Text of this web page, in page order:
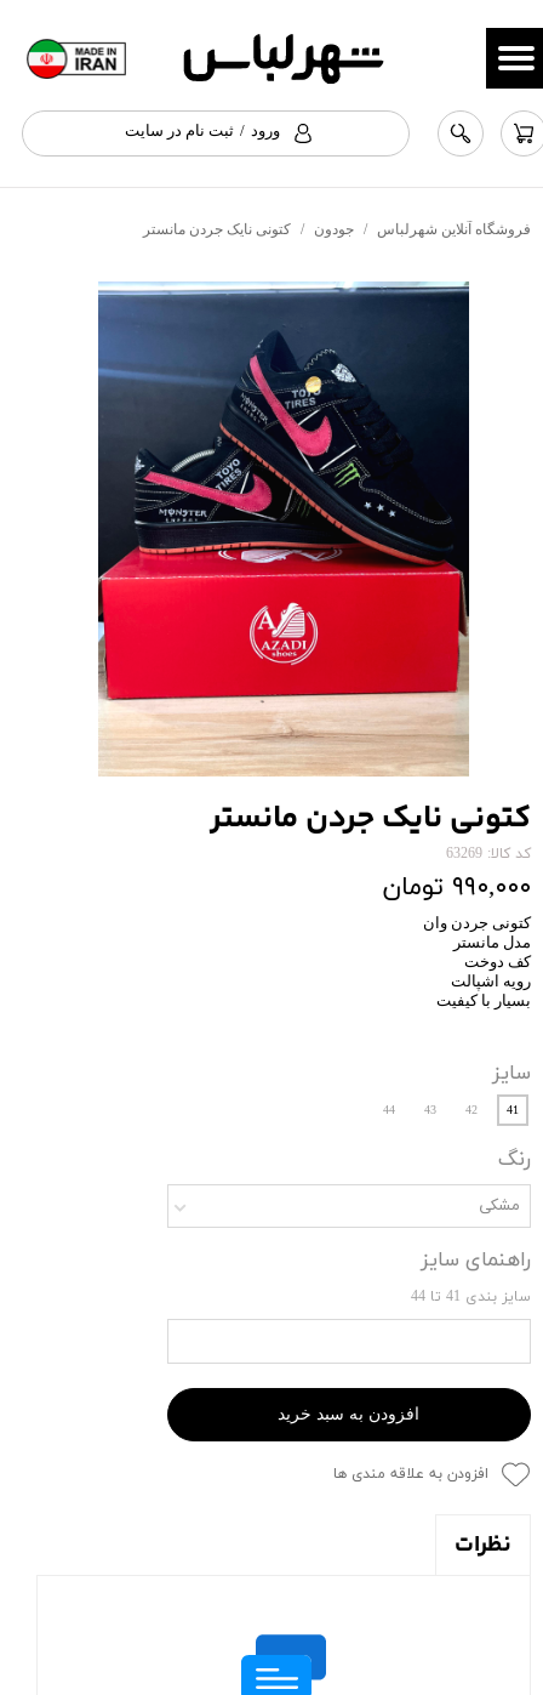
ورود / ثبت نام در سایت
حساب کاربری من
تغییر گذر واژه
سفارشات
خروج از حساب کاربری
فروشگاه آنلاین شهرلباس جودون کتونی نایک جردن مانستر
کتونی نایک جردن مانستر
کد کالا: 63269
۹۹۰,۰۰۰ تومان
کتونی جردن وان
مدل مانستر
کف دوخت
رویه اشپالت
بسیار با کیفیت
سایز
41
42
43
44
رنگ
مشکی
راهنمای سایز
سایز بندی 41 تا 44
افزودن به سبد خرید
افزودن به علاقه مندی ها
نظرات